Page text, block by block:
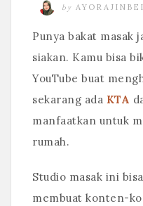
by
Punya bakat masak
siakan. Kamu bisa
YouTube buat
sekarang ada KTA
manfaatkan untuk
rumah.
Studio masak ini
membuat konten-